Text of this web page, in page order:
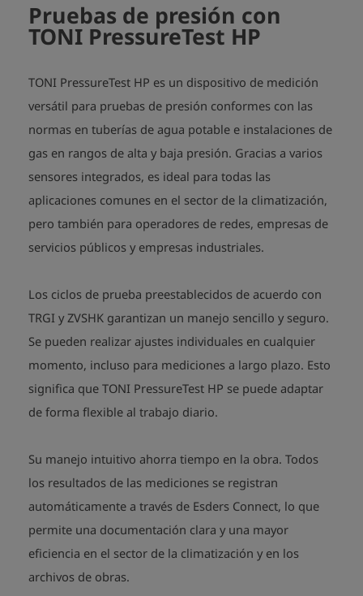
Pruebas de presión con
TONI PressureTest HP
TONI PressureTest HP es un dispositivo de medición
versátil para pruebas de presión conformes con las
normas en tuberías de agua potable e instalaciones de
gas en rangos de alta y baja presión. Gracias a varios
sensores integrados, es ideal para todas las
aplicaciones comunes en el sector de la climatización,
pero también para operadores de redes, empresas de
servicios públicos y empresas industriales.
Los ciclos de prueba preestablecidos de acuerdo con
TRGI y ZVSHK garantizan un manejo sencillo y seguro.
Se pueden realizar ajustes individuales en cualquier
momento, incluso para mediciones a largo plazo. Esto
significa que TONI PressureTest HP se puede adaptar
de forma flexible al trabajo diario.
Su manejo intuitivo ahorra tiempo en la obra. Todos
los resultados de las mediciones se registran
automáticamente a través de Esders Connect, lo que
permite una documentación clara y una mayor
eficiencia en el sector de la climatización y en los
archivos de obras.